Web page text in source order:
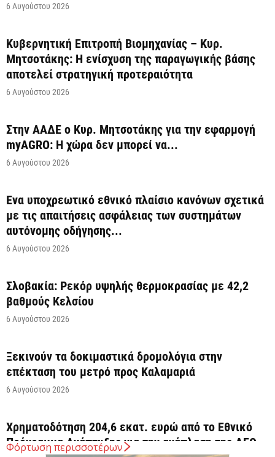
6 Αυγούστου 2026
Κυβερνητική Επιτροπή Βιομηχανίας – Κυρ.
Μητσοτάκης: Η ενίσχυση της παραγωγικής βάσης
αποτελεί στρατηγική προτεραιότητα
6 Αυγούστου 2026
Στην ΑΑΔΕ ο Κυρ. Μητσοτάκης για την εφαρμογή
myAGRO: Η χώρα δεν μπορεί να...
6 Αυγούστου 2026
Ένα υποχρεωτικό εθνικό πλαίσιο κανόνων σχετικά
με τις απαιτήσεις ασφάλειας των συστημάτων
αυτόνομης οδήγησης...
6 Αυγούστου 2026
Σλοβακία: Ρεκόρ υψηλής θερμοκρασίας με 42,2
βαθμούς Κελσίου
6 Αυγούστου 2026
Ξεκινούν τα δοκιμαστικά δρομολόγια στην
επέκταση του μετρό προς Καλαμαριά
6 Αυγούστου 2026
Χρηματοδότηση 204,6 εκατ. ευρώ από το Εθνικό
Πρόγραμμα Ανάπτυξης για την ανάπλαση της ΔΕΘ
Φόρτωση περισσοτέρων